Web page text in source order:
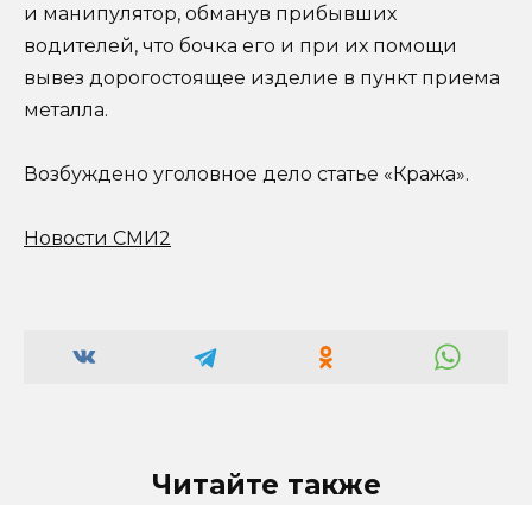
и манипулятор, обманув прибывших
водителей, что бочка его и при их помощи
вывез дорогостоящее изделие в пункт приема
металла.
Возбуждено уголовное дело статье «Кража».
Новости СМИ2
Читайте также